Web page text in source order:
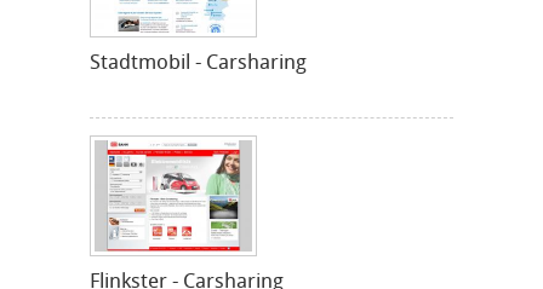
Stadtmobil - Carsharing
Flinkster - Carsharing